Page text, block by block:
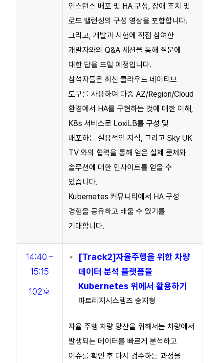
인스턴스 배포 및 HA 구성, 장애 조치 및
로드 밸런싱의 구성 영상을 포함합니다.
그리고, 개발과 시험에 직접 참여한
개발자와의 Q&A 세션을 통해 질문에
대한 답을 드릴 예정입니다.
참석자들은 최신 클라우드 네이티브
도구를 사용하여 다중 AZ/Region/Cloud
환경에서 HA를 구현하는 것에 대한 이해,
K8s 서비스로 LoxiLB를 구성 및
배포하는 실용적인 지식, 그리고 Sky UK
TV 와의 협력을 통해 얻은 실제 문제와
솔루션에 대한 인사이트를 얻을 수
있습니다.
Kubernetes 커뮤니티에서 HA 구성
경험을 공유하고 배울 수 있기를
기대합니다.
14:40 –
15:15
102호
[Track2]자율주행을 위한 차량
데이터 분석 플랫폼을
Kubernetes 위에서 활용하기
파트리지시스템즈 송지형
자율 주행 차량 양산을 위해서는 차량에서
발생되는 데이터를 빠르게 분석하고
이슈를 확인 후 다시 검수하는 과정을